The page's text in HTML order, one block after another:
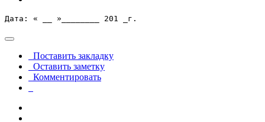
Дата: « __ »________ 201 _г.
Поставить закладку
Оставить заметку
Комментировать